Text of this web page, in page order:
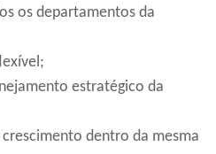
os departamentos da
estratégico da
dentro da mesma